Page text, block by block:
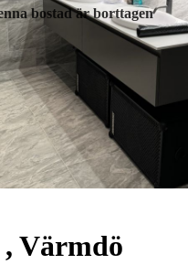
bostad är borttagen
Värmdö